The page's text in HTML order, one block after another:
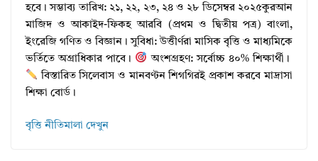
হবে। সম্ভাব্য তারিখ: ২১, ২২, ২৩, ২৪ ও ২৮ ডিসেম্বর ২০২৫কুরআন
মাজিদ ও আকাইদ-ফিকহ আরবি (প্রথম ও দ্বিতীয় পত্র) বাংলা,
ইংরেজি গণিত ও বিজ্ঞান। সুবিধা: উত্তীর্ণরা মাসিক বৃত্তি ও মাধ্যমিকে
ভর্তিতে অগ্রাধিকার পাবে।
অংশগ্রহণ: সর্বোচ্চ ৪০% শিক্ষার্থী।
বিস্তারিত সিলেবাস ও মানবণ্টন শিগগিরই প্রকাশ করবে মাদ্রাসা
শিক্ষা বোর্ড।
বৃত্তি নীতিমালা দেখুন